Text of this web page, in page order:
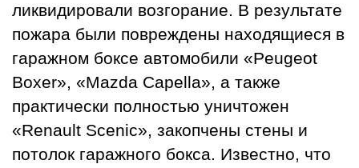
ликвидировали возгорание. В результате
пожара были повреждены находящиеся в
гаражном боксе автомобили «Peugeot
Boxer», «Mazda Capella», а также
практически полностью уничтожен
«Renault Scenic», закопчены стены и
потолок гаражного бокса. Известно, что